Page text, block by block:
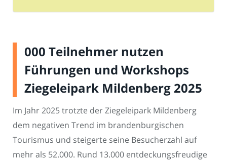
000 Teilnehmer nutzen
Führungen und Workshops
Ziegeleipark Mildenberg 2025
Im Jahr 2025 trotzte der Ziegeleipark Mildenberg
dem negativen Trend im brandenburgischen
Tourismus und steigerte seine Besucherzahl auf
mehr als 52.000. Rund 13.000 entdeckungsfreudige